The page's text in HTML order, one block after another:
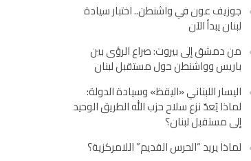
جوزيف عون في واشنطن.. اختبار سيادة
لبنان يبدأ الآن
من دمشق إلى بيروت: صراع الرؤى بين
باريس وواشنطن حول مستقبل لبنان
اليسار اللبناني «اليقظ» وسيادة الدولة:
لماذا يُعدّ نزع سلاح حزب الله الطريق الوحيد
إلى مستقبل لبنان؟
لماذا يريد “الحرس القديم” اللامركزية؟